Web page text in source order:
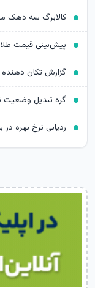
کالابرگ سه دهک
گره تبدیل وضعیت
ردیابی نرخ بهره در